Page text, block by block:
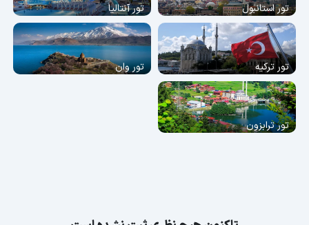
تور استانبول تور آنتالیا
تور ترکیه تور وان
تور ترابزون